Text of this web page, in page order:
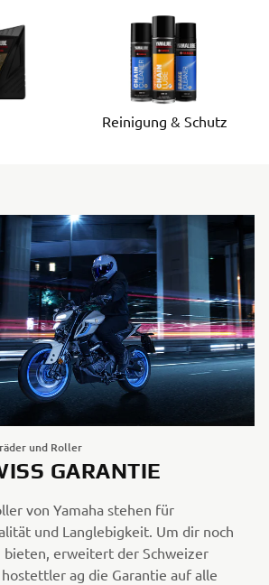
Reinigung & Schutz
und Roller
GARANTIE
von Yamaha stehen für
und Langlebigkeit. Um dir noch
bieten, erweitert der Schweizer
ag die Garantie auf alle